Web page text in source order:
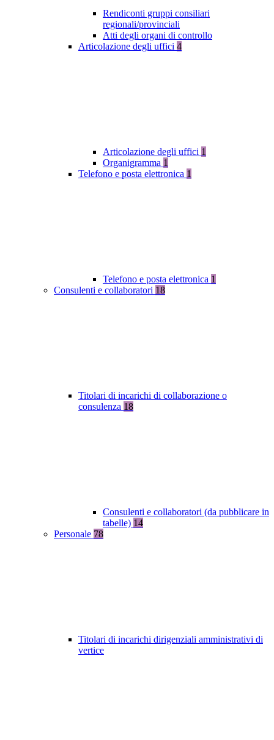
Rendiconti gruppi consiliari
regionali/provinciali
Atti degli organi di controllo
Articolazione degli uffici 4
Articolazione degli uffici 1
Organigramma 1
Telefono e posta elettronica 1
Telefono e posta elettronica 1
Consulenti e collaboratori 18
Titolari di incarichi di collaborazione o
consulenza 18
Consulenti e collaboratori (da pubblicare in
tabelle) 14
Personale 78
Titolari di incarichi dirigenziali amministrativi di
vertice